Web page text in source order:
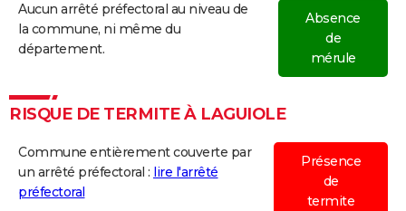
Aucun arrêté préfectoral au niveau de
la commune, ni même du
département.
Absence
de
mérule
RISQUE DE TERMITE À LAGUIOLE
Commune entièrement couverte par
un arrêté préfectoral : lire l'arrêté
préfectoral
Présence
de
termite